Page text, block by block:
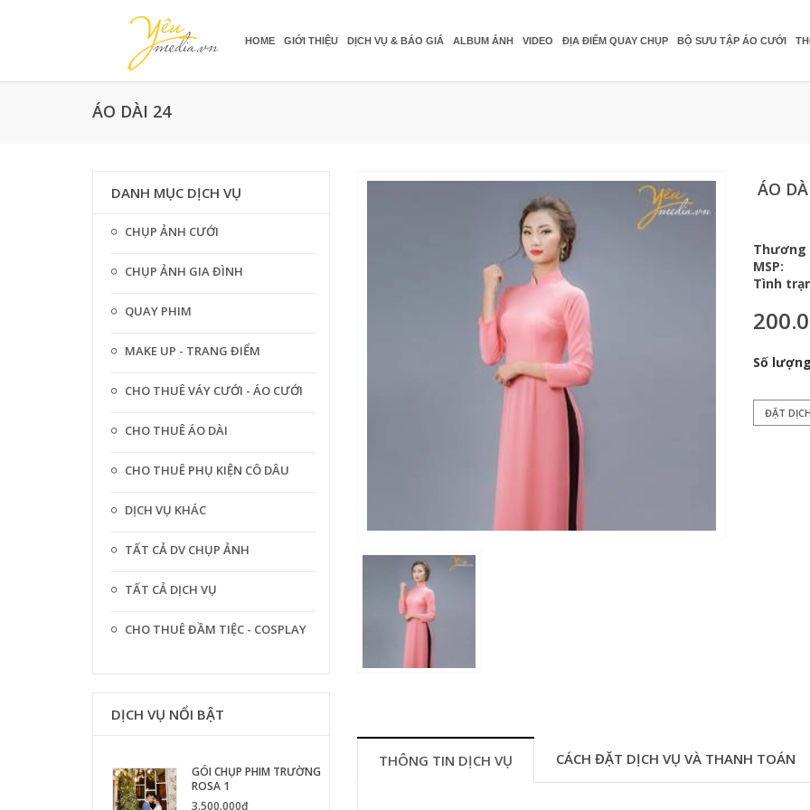
HOME GIỚI THIỆU DỊCH VỤ & BÁO GIÁ ALBUM ẢNH VIDEO ĐỊA ĐIỂM QUAY CHỤP BỘ SƯU TẬP ÁO CƯỚI
ÁO DÀI 24
DANH MỤC DỊCH VỤ
CHỤP ẢNH CƯỚI
CHỤP ẢNH GIA ĐÌNH
QUAY PHIM
MAKE UP - TRANG ĐIỂM
CHO THUÊ VÁY CƯỚI - ÁO CƯỚI
CHO THUÊ ÁO DÀI
CHO THUÊ PHỤ KIỆN CÔ DÂU
DỊCH VỤ KHÁC
TẤT CẢ DV CHỤP ẢNH
TẤT CẢ DỊCH VỤ
CHO THUÊ ĐẦM TIỆC - COSPLAY
DỊCH VỤ NỔI BẬT
GÓI CHỤP PHIM TRƯỜNG
ROSA 1
3.500.000₫
ÁO
Thương
MSP:
Tình
Số
ĐẶT
THÔNG TIN DỊCH VỤ CÁCH ĐẶT DỊCH VỤ VÀ THANH TOÁN